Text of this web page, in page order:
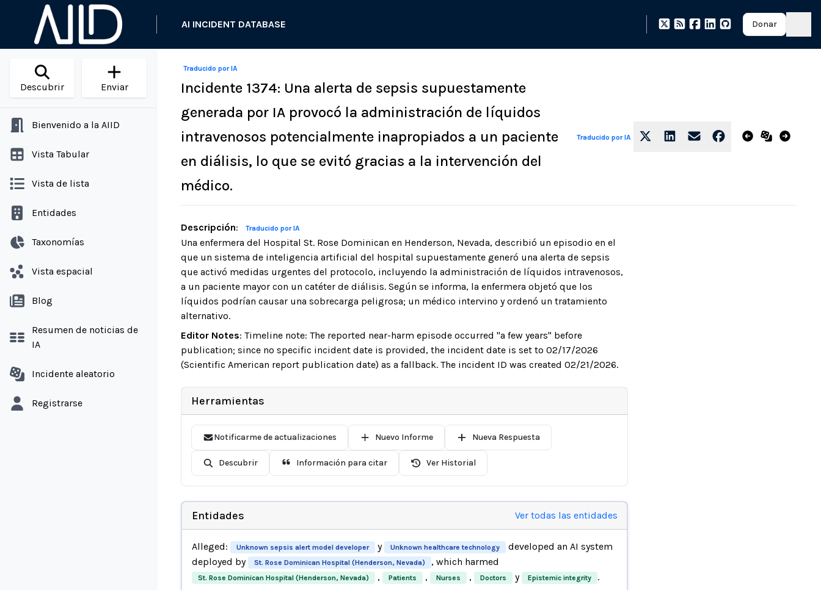
AI INCIDENT DATABASE Donar
Descubrir Enviar
Bienvenido a la AIID
Vista Tabular
Vista de lista
Entidades
Taxonomías
Vista espacial
Blog
Resumen de noticias de
IA
Incidente aleatorio
Registrarse
Traducido por IA
Incidente 1374: Una alerta de sepsis supuestamente
generada por IA provocó la administración de líquidos
intravenosos potencialmente inapropiados a un paciente
en diálisis, lo que se evitó gracias a la intervención del
médico.
Traducido por IA
Descripción: Traducido por IA
Una enfermera del Hospital St. Rose Dominican en Henderson, Nevada, describió un episodio en el
que un sistema de inteligencia artificial del hospital supuestamente generó una alerta de sepsis
que activó medidas urgentes del protocolo, incluyendo la administración de líquidos intravenosos,
a un paciente mayor con un catéter de diálisis. Según se informa, la enfermera objetó que los
líquidos podrían causar una sobrecarga peligrosa; un médico intervino y ordenó un tratamiento
alternativo.
Editor Notes: Timeline note: The reported near-harm episode occurred "a few years" before
publication; since no specific incident date is provided, the incident date is set to 02/17/2026
(Scientific American report publication date) as a fallback. The incident ID was created 02/21/2026.
Herramientas
Notificarme de actualizaciones Nuevo Informe Nueva Respuesta
Descubrir Información para citar Ver Historial
Entidades Ver todas las entidades
Alleged: Unknown sepsis alert model developer y Unknown healthcare technology
developed an AI system
deployed by
St. Rose Dominican Hospital (Henderson, Nevada) , which harmed
St. Rose Dominican Hospital (Henderson, Nevada) , Patients , Nurses , Doctors y Epistemic integrity
.